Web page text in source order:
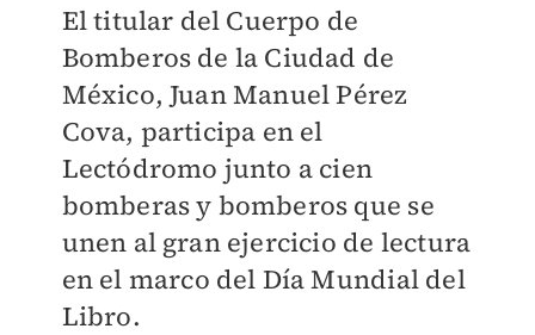
El titular del Cuerpo de
Bomberos de la Ciudad de
México, Juan Manuel Pérez
Cova, participa en el
Lectódromo junto a cien
bomberas y bomberos que se
unen al gran ejercicio de lectura
en el marco del Día Mundial del
Libro.